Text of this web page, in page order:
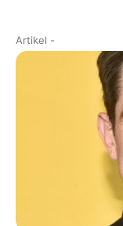
Artikel -